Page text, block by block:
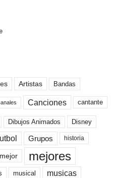
Artistas Bandas
Canciones cantante
Dibujos Animados Disney
Grupos historia
mejor mejores
musical musicas